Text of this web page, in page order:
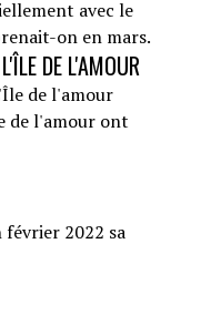
avec le
on en mars.
DE L'AMOUR
de l'amour ont
2022 sa